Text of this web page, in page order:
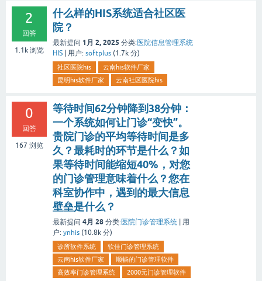
2
回答
1.1k 浏览
什么样的HIS系统适合社区医
院？
最新提问 1月 2, 2025 分类:医院信息管理系统
HIS | 用户: softplus (1.7k 分)
社区医院his
云南his软件厂家
昆明his软件厂家
云南社区医院his
0
回答
167 浏览
等待时间62分钟降到38分钟：
一个系统如何让门诊“变快”。
贵院门诊的平均等待时间是多
久？最耗时的环节是什么？如
果等待时间能缩短40%，对您
的门诊管理意味着什么？您在
科室协作中，遇到的最大信息
壁垒是什么？
最新提问 4月 28 分类:医院门诊管理系统 | 用
户: ynhis (10.8k 分)
诊所软件系统
软佳门诊管理系统
云南his软件厂家
顺畅的门诊管理软件
高效率门诊管理系统
2000元门诊管理软件